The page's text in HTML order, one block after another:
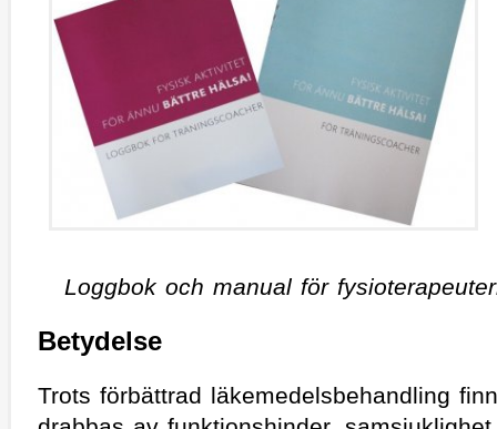
Loggbok och manual för
Betydelse
Trots förbättrad läkemedelsbehandling